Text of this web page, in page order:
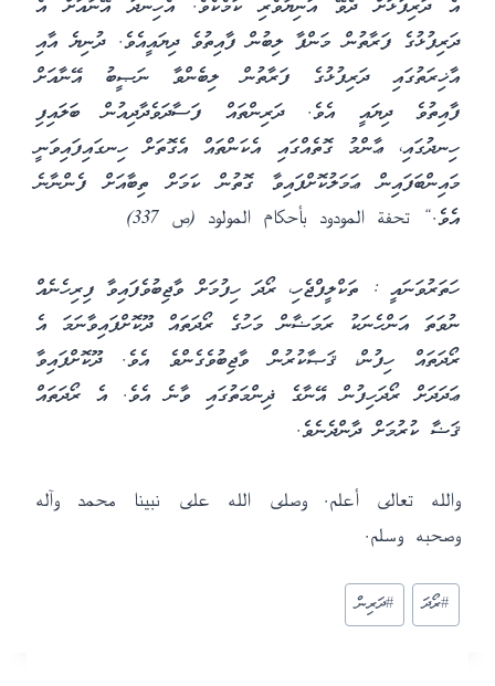
އެ ދަރިފުޅަށް ދެވޭ އަނިޔާވެރި ކަމެކެވެ. އެހިނދު އޭނާއަށް އެ
ދަރިފުޅުގެ ފަރާތުން މަންފާ ލިބުން ފާއިތުވެ ދިޔައީއެވެ. ދުނިޔެ އާއި
އާޚިރަތުގައި ދަރިފުޅުގެ ފަރާތުން ލިބެންވާ ނަޞީބު އޭނާއަށް
ފާއިތުވެ ދިޔައީ އެވެ. ދަރިންތައް ފަސާދަވެދާދިއުން ބަލައިފި
ހިނދުގައި، ޢާންމު ގޮތެއްގައި އެކަންތައް އެގޮތަށް ހިނގައިފައިވަނީ
މައިންބަފައިން ޢަމަލުކޮށްފައިވާ ގޮތުން ކަމަށް ތިބާއަށް ފެންނާނެ
އެވެ.“ تحفة المودود بأحكام المولود (ص 337)
ހަތަރުވަނައީ : ތަކްލީފްޖެހި، ރޯދަ ހިފުމަށް ވާޖިބުވެފައިވާ ފިރިހެނެއް
ނުވަތަ އަންހެނަކު ރަމަޟާން މަހުގެ ރޯދަތައް ދޫކޮށްފައިވާނަމަ އެ
ރޯދަތައް ހިފުން، ޤަޞާކުރުން ވާޖިބުވެގެންވެ އެވެ. ދޫކޮށްފައިވާ
ޢަދަދަށް ރޯދަހިފުން އޭނާގެ ޛިންމަތުގައި ވާނެ އެވެ. އެ ރޯދަތައް
ޤަޟާ ކުރުމަށް ދާންދެނެވެ.
والله تعالى أعلم. وصلى الله على نبينا محمد وآله
وصحبه وسلم.
Post
Tags:
#ރޯދަ #ދަރިން